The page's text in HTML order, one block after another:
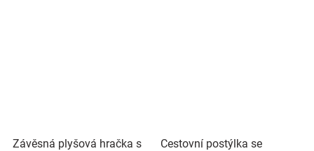
Závěsná plyšová hračka s
Cestovní postýlka se